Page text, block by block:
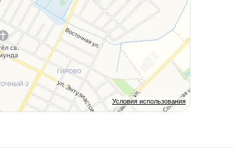
Условия использования